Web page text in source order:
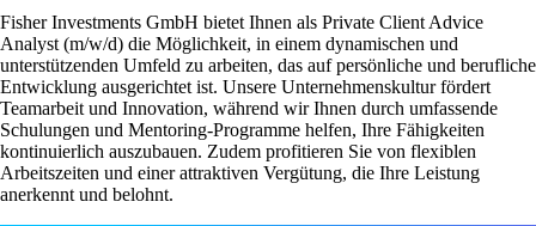
Fisher Investments GmbH bietet Ihnen als Private Client Advice
Analyst (m/w/d) die Möglichkeit, in einem dynamischen und
unterstützenden Umfeld zu arbeiten, das auf persönliche und berufliche
Entwicklung ausgerichtet ist. Unsere Unternehmenskultur fördert
Teamarbeit und Innovation, während wir Ihnen durch umfassende
Schulungen und Mentoring-Programme helfen, Ihre Fähigkeiten
kontinuierlich auszubauen. Zudem profitieren Sie von flexiblen
Arbeitszeiten und einer attraktiven Vergütung, die Ihre Leistung
anerkennt und belohnt.